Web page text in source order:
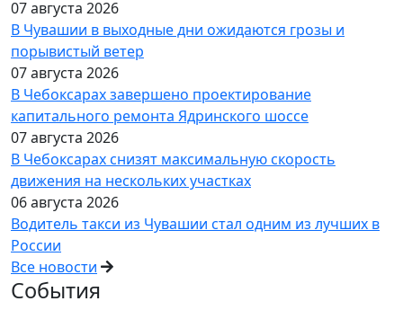
07 августа 2026
В Чувашии в выходные дни ожидаются грозы и
порывистый ветер
07 августа 2026
В Чебоксарах завершено проектирование
капитального ремонта Ядринского шоссе
07 августа 2026
В Чебоксарах снизят максимальную скорость
движения на нескольких участках
06 августа 2026
Водитель такси из Чувашии стал одним из лучших в
России
Все новости
События